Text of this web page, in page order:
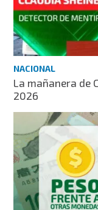
NACIONAL
La mañanera de
2026